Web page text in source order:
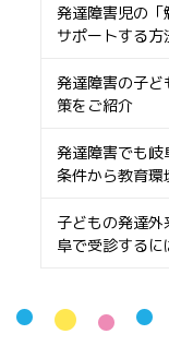
発達障害児の「
サポートする方
発達障害の子ど
策をご紹介
発達障害でも
条件から教育環
子どもの発達
阜で受診するに